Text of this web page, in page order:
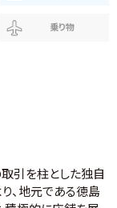
乗り物
引を柱とした独自
、地元である徳島